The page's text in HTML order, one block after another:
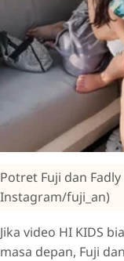
Potret Fuji dan
Instagram/fuji_an)
Jika video HI KIDS
masa depan, Fuji